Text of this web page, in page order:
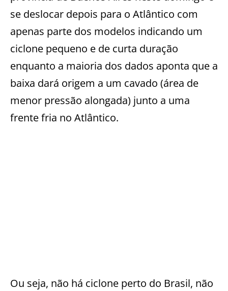
se deslocar depois para o Atlântico com
apenas parte dos modelos indicando um
ciclone pequeno e de curta duração
enquanto a maioria dos dados aponta que a
baixa dará origem a um cavado (área de
menor pressão alongada) junto a uma
frente fria no Atlântico.
Ou seja, não há ciclone perto do Brasil, não